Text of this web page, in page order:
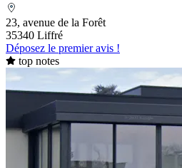
23, avenue de la Forêt
35340 Liffré
Déposez le premier avis !
top notes